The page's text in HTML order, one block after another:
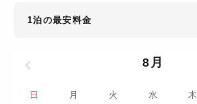
1泊の最安料金
8月
日 月 火 水 木